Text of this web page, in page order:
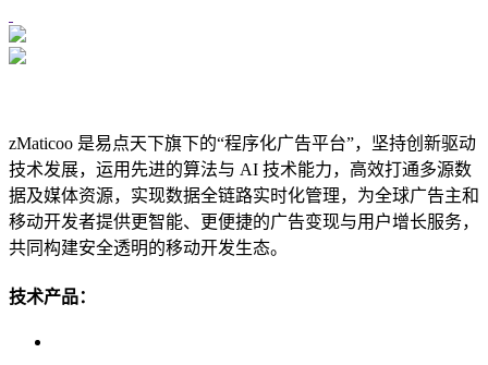
zMaticoo 是易点天下旗下的“程序化广告平台”，坚持创新驱动
技术发展，运用先进的算法与 AI 技术能力，高效打通多源数
据及媒体资源，实现数据全链路实时化管理，为全球广告主和
移动开发者提供更智能、更便捷的广告变现与用户增长服务，
共同构建安全透明的移动开发生态。
技术产品：